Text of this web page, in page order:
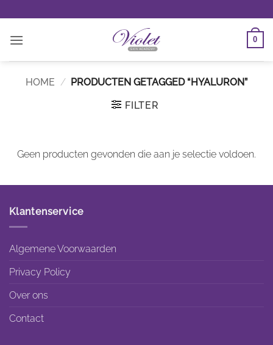
naar
inhoud
0
HOME / PRODUCTEN GETAGGED “HYALURON”
FILTER
Geen producten gevonden die aan je selectie voldoen.
Klantenservice
Algemene Voorwaarden
Privacy Policy
Over ons
Contact